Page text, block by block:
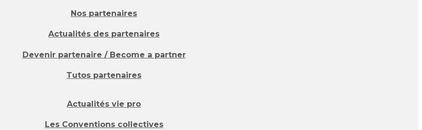
Nos partenaires
Actualités des partenaires
Devenir partenaire / Become a partner
Tutos partenaires
Actualités vie pro
Les Conventions collectives